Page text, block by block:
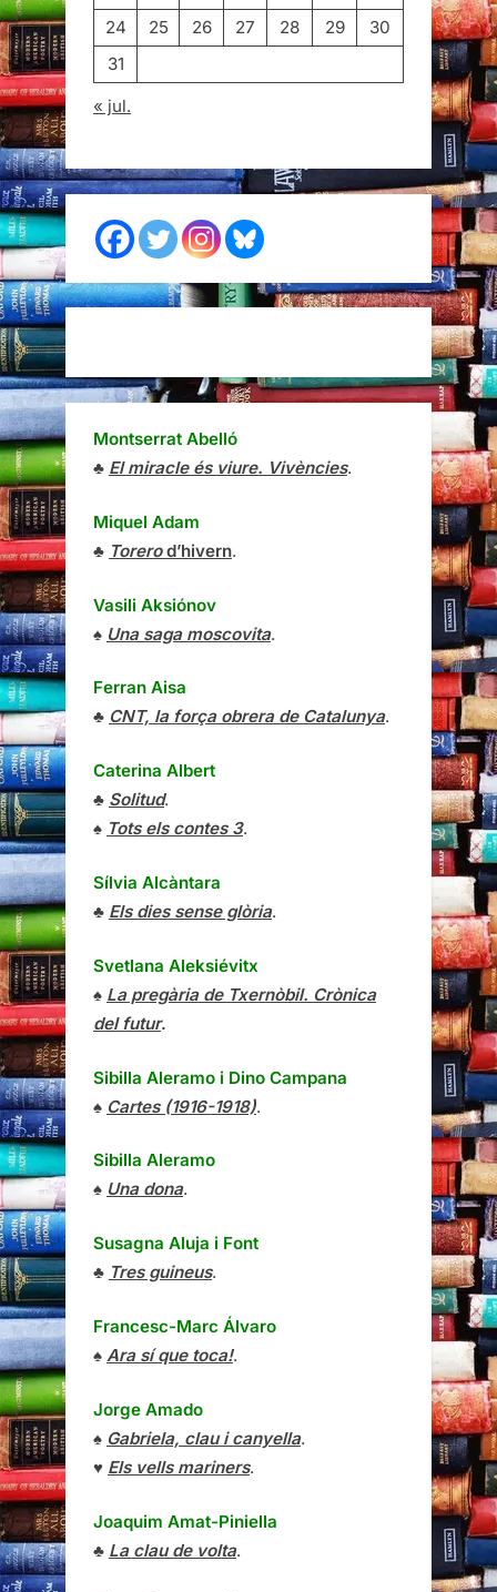
24
25 26 27 28 29
30
31
« jul.
Montserrat Abelló
♣ El miracle és viure. Vivències.
Miquel Adam
♣ Torerod’hivern.
Vasili Aksiónov
♠ Una saga moscovita.
Ferran Aisa
♣ CNT, la força obrera de Catalunya.
Caterina Albert
♣ Solitud.
♠ Tots els contes 3.
Sílvia Alcàntara
♣ Els dies sense glòria.
Svetlana Aleksiévitx
♠ La pregària de Txernòbil. Crònica
del futur.
Sibilla Aleramo i Dino Campana
♠ Cartes (1916-1918).
Sibilla Aleramo
♠ Una dona.
Susagna Aluja i Font
♣ Tres guineus.
Francesc-Marc Álvaro
♠ Ara sí que toca!.
Jorge Amado
♠ Gabriela, clau i canyella.
♥ Els vells mariners.
Joaquim Amat-Piniella
♣ La clau de volta.